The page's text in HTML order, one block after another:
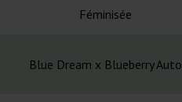
Féminisée
Blue Dream x Blueberry Auto